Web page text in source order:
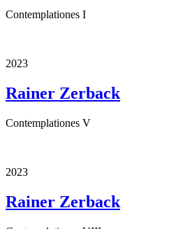
Contemplationes I
2023
Rainer Zerback
Contemplationes V
2023
Rainer Zerback